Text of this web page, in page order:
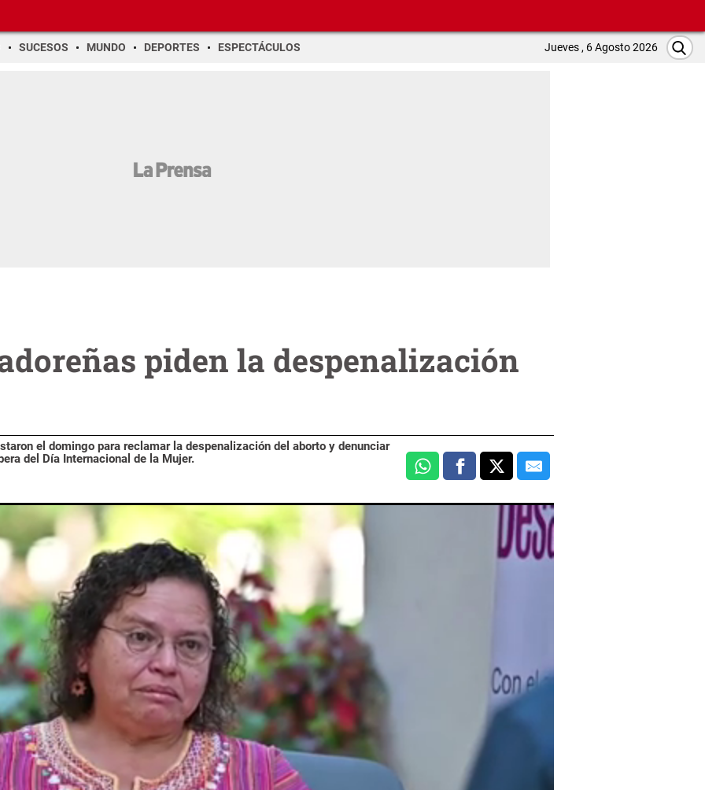
SUCESOS MUNDO DEPORTES ESPECTÁCULOS Jueves , 6 Agosto 2026
piden la despenalización
el domingo para reclamar la despenalización del aborto y denunciar
del Día Internacional de la Mujer.